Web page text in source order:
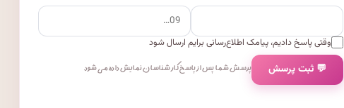
وقتی پاسخ دادیم، پیامک اطلاع‌رسانی برایم ارسال شود
💬 ثبت پرسش پرسش شما پس از پاسخ کارشناسان نمایش داده می‌شود.